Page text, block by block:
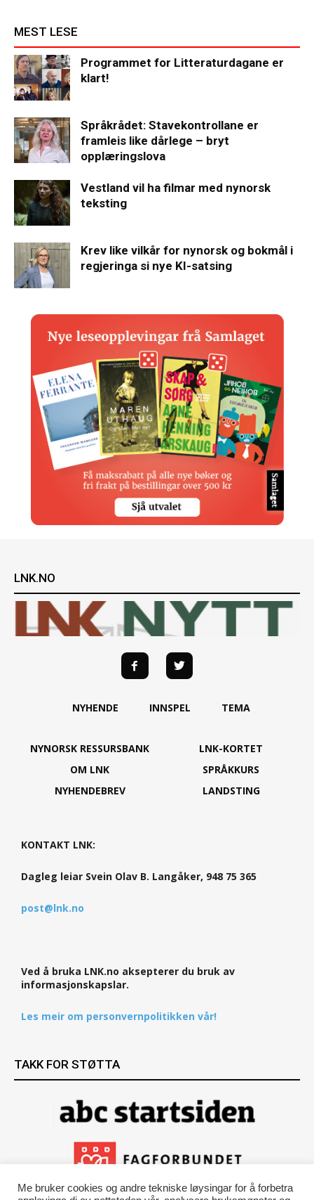
MEST LESE
Programmet for Litteraturdagane er
klart!
Språkrådet: Stavekontrollane er
framleis like dårlege – bryt
opplæringslova
Vestland vil ha filmar med nynorsk
teksting
Krev like vilkår for nynorsk og bokmål i
regjeringa si nye KI-satsing
LNK.NO
NYHENDE INNSPEL TEMA
NYNORSK RESSURSBANK
OM LNK
NYHENDEBREV
LNK-KORTET
SPRÅKKURS
LANDSTING
KONTAKT LNK:
Dagleg leiar Svein Olav B. Langåker, 948 75 365
post@lnk.no
Ved å bruka LNK.no aksepterer du bruk av
informasjonskapslar.
Les meir om personvernpolitikken vår!
TAKK FOR STØTTA
Me bruker cookies og andre tekniske løysingar for å forbetra